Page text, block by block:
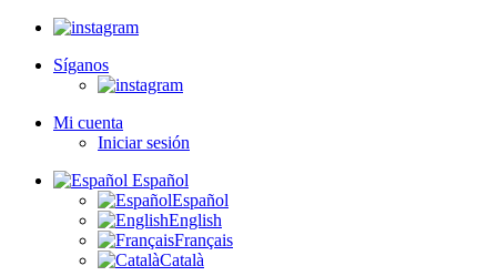
Síganos
Mi cuenta
Iniciar sesión
Español
Español
English
Français
Català